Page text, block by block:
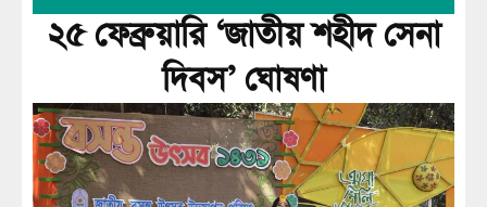
২৫ ফেব্রুয়ারি ‘জাতীয় শহীদ সেনা
দিবস’ ঘোষণা